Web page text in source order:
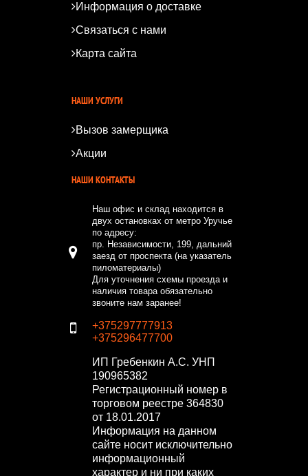
Информация о доставке
Связаться с нами
Карта сайта
НАШИ УСЛУГИ
Вызов замерщика
Акции
НАШИ КОНТАКТЫ
Наш офис и склад находится в
двух остановках от метро Уручье
по адресу:
пр. Независимости, 199, дальний
заезд от проспекта (на указатель
пиломатериалы)
Для уточнения схемы проезда и
наличия товара обязательно
звоните нам заранее!
+375297777913
+375296477700
ИП Гребенкин А.С. УНП
190965382
Регистрационный номер в
торговом реестре 364830
от 18.01.2017
Информация на данном
сайте носит исключительно
информационный
характер и ни при каких